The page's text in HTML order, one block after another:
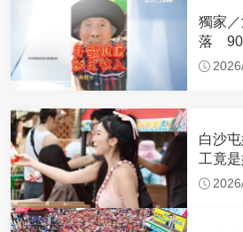
獨家
落 90
幕
白沙
工竟
禮生